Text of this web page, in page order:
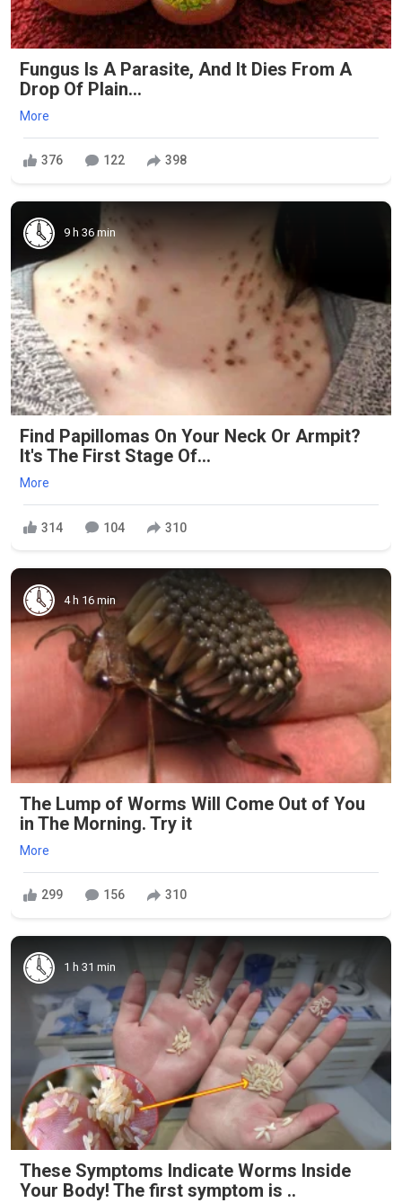
Fungus Is A Parasite, And It Dies From A
Drop Of Plain...
More
376 122 398
9 h 36 min
Find Papillomas On Your Neck Or Armpit?
It's The First Stage Of...
More
314 104 310
4 h 16 min
The Lump of Worms Will Come Out of You
in The Morning. Try it
More
299 156 310
1 h 31 min
These Symptoms Indicate Worms Inside
Your Body! The first symptom is ..